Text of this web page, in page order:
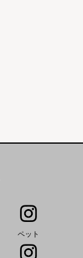
ペット